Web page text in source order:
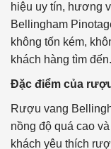
hiệu uy tín, hương
Bellingham
không tốn kém,
khách hàng tìm đến.
Đặc điểm của
Rượu vang
nồng độ quá cao
khách yêu thích